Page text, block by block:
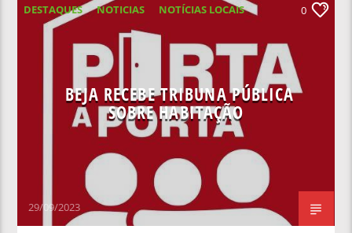
DESTAQUES NOTICIAS
NOTÍCIAS LOCAIS
NOTÍCIAS NACIONAIS
0
BEJA RECEBE TRIBUNA PÚBLICA
SOBRE HABITAÇÃO
29/09/2023